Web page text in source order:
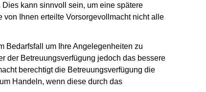
kann sinnvoll sein, um eine spätere
Ihnen erteilte Vorsorgevollmacht nicht alle
Bedarfsfall um Ihre Angelegenheiten zu
der Betreuungsverfügung jedoch das bessere
berechtigt die Betreuungsverfügung die
Handeln, wenn diese durch das